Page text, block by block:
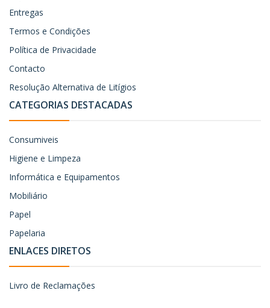
Entregas
Termos e Condições
Política de Privacidade
Contacto
Resolução Alternativa de Litígios
CATEGORIAS DESTACADAS
Consumiveis
Higiene e Limpeza
Informática e Equipamentos
Mobiliário
Papel
Papelaria
ENLACES DIRETOS
Livro de Reclamações